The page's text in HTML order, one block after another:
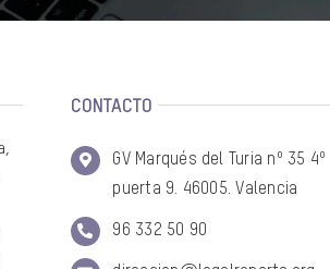
CONTACTO
GV Marqués del Turia nº 35 4º
puerta 9. 46005. Valencia
96 332 50 90